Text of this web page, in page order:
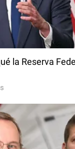
la Reserva